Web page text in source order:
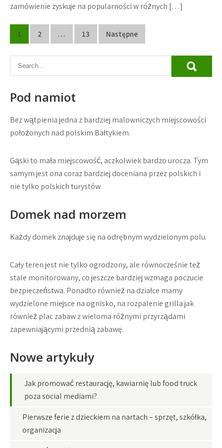
zamówienie zyskuje na popularności w różnych […]
Stronicowanie
wpisów
1 2 … 13 Następne
Pod namiot
Bez wątpienia jedna z bardziej malowniczych miejscowości
położonych nad polskim Bałtykiem.
Gąski to mała miejscowość, aczkolwiek bardzo urocza. Tym
samym jest ona coraz bardziej doceniana przez polskich i
nie tylko polskich turystów.
Domek nad morzem
Każdy domek znajduje się na odrębnym wydzielonym polu.
Cały teren jest nie tylko ogrodzony, ale równocześnie też
stale monitorowany, co jeszcze bardziej wzmaga poczucie
bezpieczeństwa. Ponadto również na działce mamy
wydzielone miejsce na ognisko, na rozpalenie grilla jak
również plac zabaw z wieloma różnymi przyrządami
zapewniającymi przednią zabawę.
Nowe artykuły
Jak promować restaurację, kawiarnię lub food truck
poza social mediami?
Pierwsze ferie z dzieckiem na nartach – sprzęt, szkółka,
organizacja